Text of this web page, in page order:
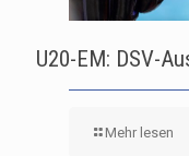
U20-EM: DSV-
Mehr lesen